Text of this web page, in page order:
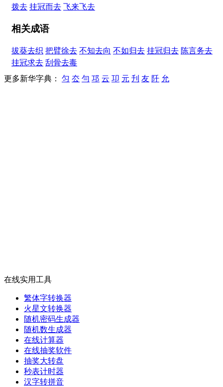
拨去 挂冠而去 飞来飞去
相关成语
拔葵去织 把臂徐去 不知去向 不如归去 挂冠归去 陈言务去
挂冠求去 刮骨去毒
更多新华字典： 匀 厺 勻 邛 云 卭 元 刋 友 阡 允
在线实用工具
繁体字转换器
火星文转换器
随机密码生成器
随机数生成器
在线计算器
在线抽奖软件
抽奖大转盘
秒表计时器
汉字转拼音